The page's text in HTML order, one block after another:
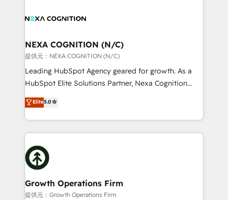
standards.
experience. Working hand-in-hand with your team,
traffic, generates better leads and crushes your
revenue goals. We've worked with thousands of
HubSpot customers and we'd love to work with you
too! Clients come to us for: Advanced CRM solutions
HubSpot Data System Migrations between systems
to HubSpot New lead generation strategies Time-
website development Award-winning creative
design We live and breathe HubSpot and are ready
NEXA COGNITION (N/C)
提供元：NEXA COGNITION (N/C)
Leading HubSpot Agency geared for growth. As a
HubSpot Elite Solutions Partner, Nexa Cognition
ranks in the top 1% of global HubSpot Partners and
has been one of the longest-standing partners since
2012. We empower businesses to harness the full
potential of HubSpot by combining strategic
insights with technical excellence, we deliver
bespoke HubSpot solutions tailored to drive
measurable growth and operational efficiency. Why
Choose Nexa Cognition? 🚀 HubSpot Expertise: Our
certified team specialises in CRM implementation,
Elite5.0
Growth Operations Firm
提供元：Growth Operations Firm